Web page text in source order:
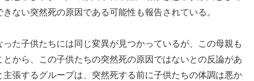
ない突然死の原因である可能性も報告されている。
た子供たちには同じ変異が見つかっているが、この母親も
とから、この子供たちの突然死の原因ではないとの反論があ
張するグループは、突然死する前に子供たちの体調は悪か